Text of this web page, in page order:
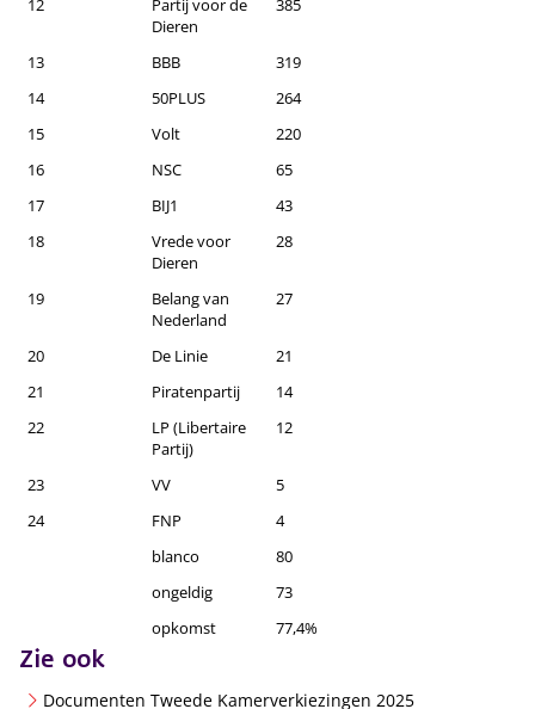
12
Partij voor de
Dieren
385
13 BBB
319
14
50PLUS
264
15
Volt
220
16
NSC
65
17
BIJ1
43
18
Vrede voor
Dieren
28
19
Belang van
Nederland
27
20 De Linie
21
21
Piratenpartij
14
22
LP (Libertaire
Partij)
12
23 VV
5
24
FNP
4
blanco
80
ongeldig
73
opkomst
77,4%
Zie ook
Documenten Tweede Kamerverkiezingen 2025